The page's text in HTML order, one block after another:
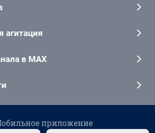
агитация
в MAX
приложение